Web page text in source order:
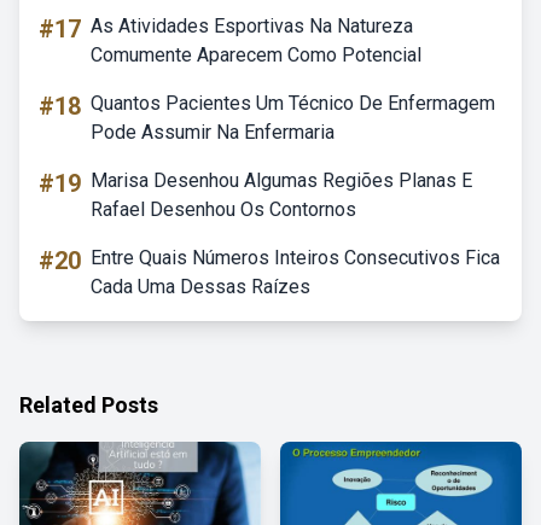
#17 As Atividades Esportivas Na Natureza
Comumente Aparecem Como Potencial
#18 Quantos Pacientes Um Técnico De Enfermagem
Pode Assumir Na Enfermaria
#19 Marisa Desenhou Algumas Regiões Planas E
Rafael Desenhou Os Contornos
#20 Entre Quais Números Inteiros Consecutivos Fica
Cada Uma Dessas Raízes
Related Posts